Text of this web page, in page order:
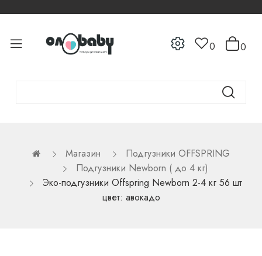
0 0
Магазин
Подгузники OFFSPRING
Подгузники Newborn ( до 4 кг)
Эко-подгузники Offspring Newborn 2-4 кг 56 шт
цвет: авокадо